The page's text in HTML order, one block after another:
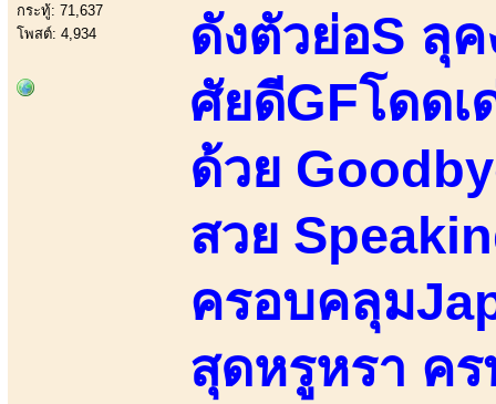
กระทู้: 71,637
โพสต์: 4,934
ดังตัวย่อS ลุ
ศัยดีGFโดด
ด้วย
สวย
ครอบคลุม
สุดหรูหรา ค